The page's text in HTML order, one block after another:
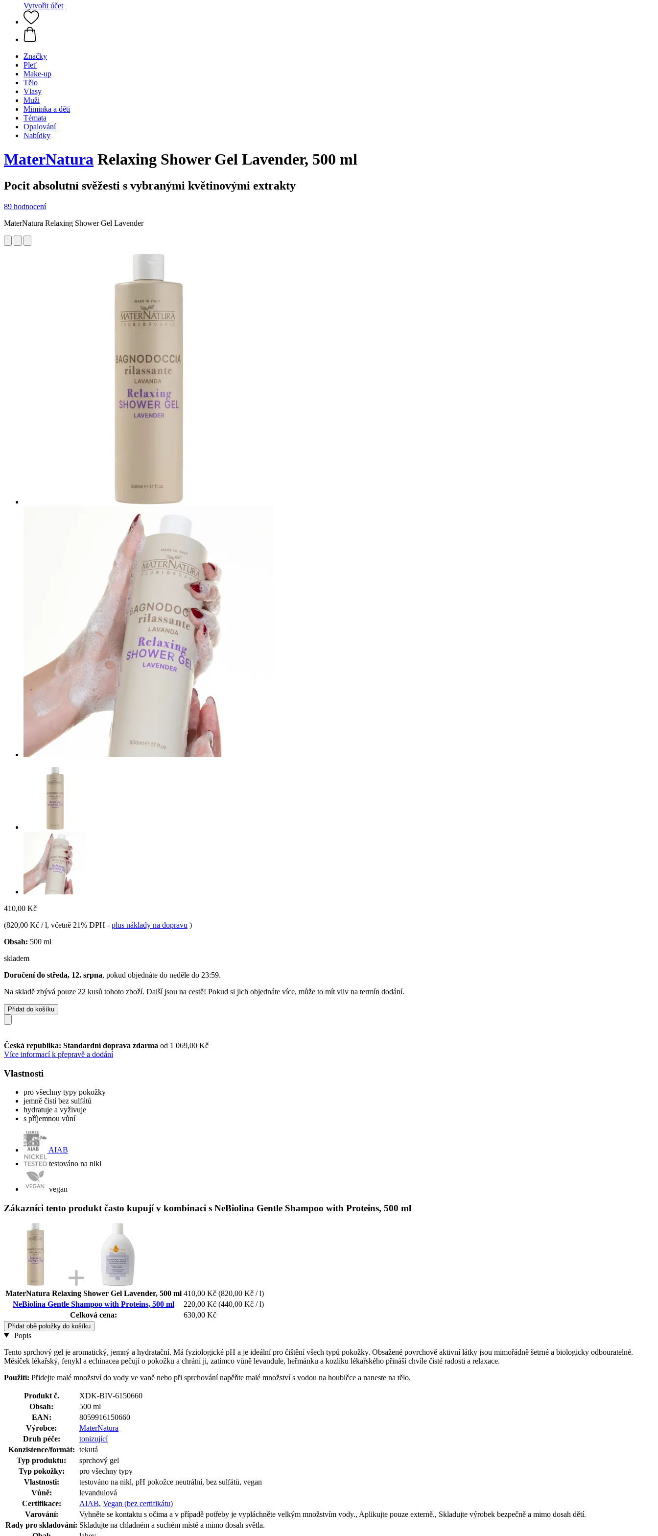
Vytvořit účet
Značky
Pleť
Make-up
Tělo
Vlasy
Muži
Miminka a děti
Témata
Opalování
Nabídky
MaterNatura Relaxing Shower Gel Lavender, 500 ml
Pocit absolutní svěžesti s vybranými květinovými extrakty
89 hodnocení
MaterNatura Relaxing Shower Gel Lavender
410,00 Kč
(820,00 Kč / l, včetně 21% DPH - plus náklady na dopravu )
Obsah: 500 ml
skladem
Doručení do středa, 12. srpna, pokud objednáte do neděle do 23:59.
Na skladě zbývá pouze 22 kusů tohoto zboží. Další jsou na cestě! Pokud si jich objednáte více, může to mít vliv na termín dodání.
Přidat do košíku
Česká republika: Standardní doprava zdarma od 1 069,00 Kč
Více informací k přepravě a dodání
Vlastnosti
pro všechny typy pokožky
jemně čistí bez sulfátů
hydratuje a vyživuje
s příjemnou vůní
AIAB
testováno na nikl
vegan
Zákazníci tento produkt často kupují v kombinaci s NeBiolina Gentle Shampoo with Proteins, 500 ml
MaterNatura Relaxing Shower Gel Lavender, 500 ml 410,00 Kč (820,00 Kč / l)
NeBiolina Gentle Shampoo with Proteins, 500 ml
220,00 Kč (440,00 Kč / l)
Celková cena:
630,00 Kč
Přidat obě položky do košíku
Popis
Tento sprchový gel je aromatický, jemný a hydratační. Má fyziologické pH a je ideální pro čištění všech typů pokožky. Obsažené povrchově aktivní látky jsou mimořádně šetrné a biologicky odbouratelné.
Měsíček lékařský, fenykl a echinacea pečují o pokožku a chrání ji, zatímco vůně levandule, heřmánku a kozlíku lékařského přináší chvíle čisté radosti a relaxace.
Použití: Přidejte malé množství do vody ve vaně nebo při sprchování napěňte malé množství s vodou na houbičce a naneste na tělo.
Produkt č.
XDK-BIV-6150660
Obsah:
500 ml
EAN:
8059916150660
Výrobce:
MaterNatura
Druh péče:
tonizující
Konzistence/formát: tekutá
Typ produktu:
sprchový gel
Typ pokožky:
pro všechny typy
Vlastnosti:
testováno na nikl, pH pokožce neutrální, bez sulfátů, vegan
Vůně:
levandulová
Certifikace:
AIAB, Vegan (bez certifikátu)
Varování:
Vyhněte se kontaktu s očima a v případě potřeby je vypláchněte velkým množstvím vody., Aplikujte pouze externě., Skladujte výrobek bezpečně a mimo dosah dětí.
Rady pro skladování: Skladujte na chladném a suchém místě a mimo dosah světla.